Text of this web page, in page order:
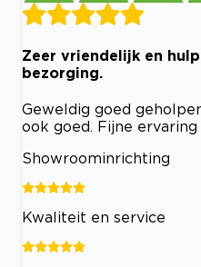
Zeer vriendelijk en
bezorging.
Geweldig goed
ook goed. Fijne
Showroominrichting
Kwaliteit en service